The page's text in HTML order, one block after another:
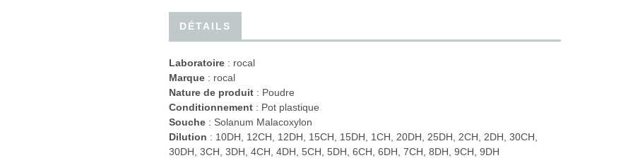
DÉTAILS
Laboratoire : rocal
Marque : rocal
Nature de produit : Poudre
Conditionnement : Pot plastique
Souche : Solanum Malacoxylon
Dilution : 10DH, 12CH, 12DH, 15CH, 15DH, 1CH, 20DH, 25DH, 2CH, 2DH, 30CH,
30DH, 3CH, 3DH, 4CH, 4DH, 5CH, 5DH, 6CH, 6DH, 7CH, 8DH, 9CH, 9DH